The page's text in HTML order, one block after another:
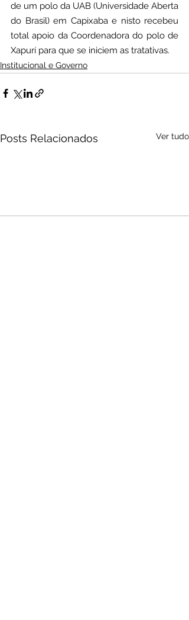
de um polo da UAB (Universidade Aberta
do Brasil) em Capixaba e nisto recebeu
total apoio da Coordenadora do polo de
Xapurí para que se iniciem as tratativas.
Institucional e Governo
Posts Relacionados Ver tudo